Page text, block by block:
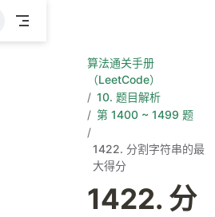
算法通关手册
（LeetCode）
10. 题目解析
第 1400 ~ 1499 题
1422. 分割字符串的最
大得分
1422. 分